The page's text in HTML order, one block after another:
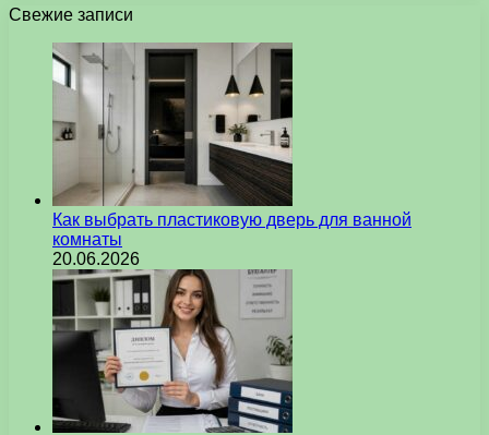
Свежие записи
Как выбрать пластиковую дверь для ванной
комнаты
20.06.2026